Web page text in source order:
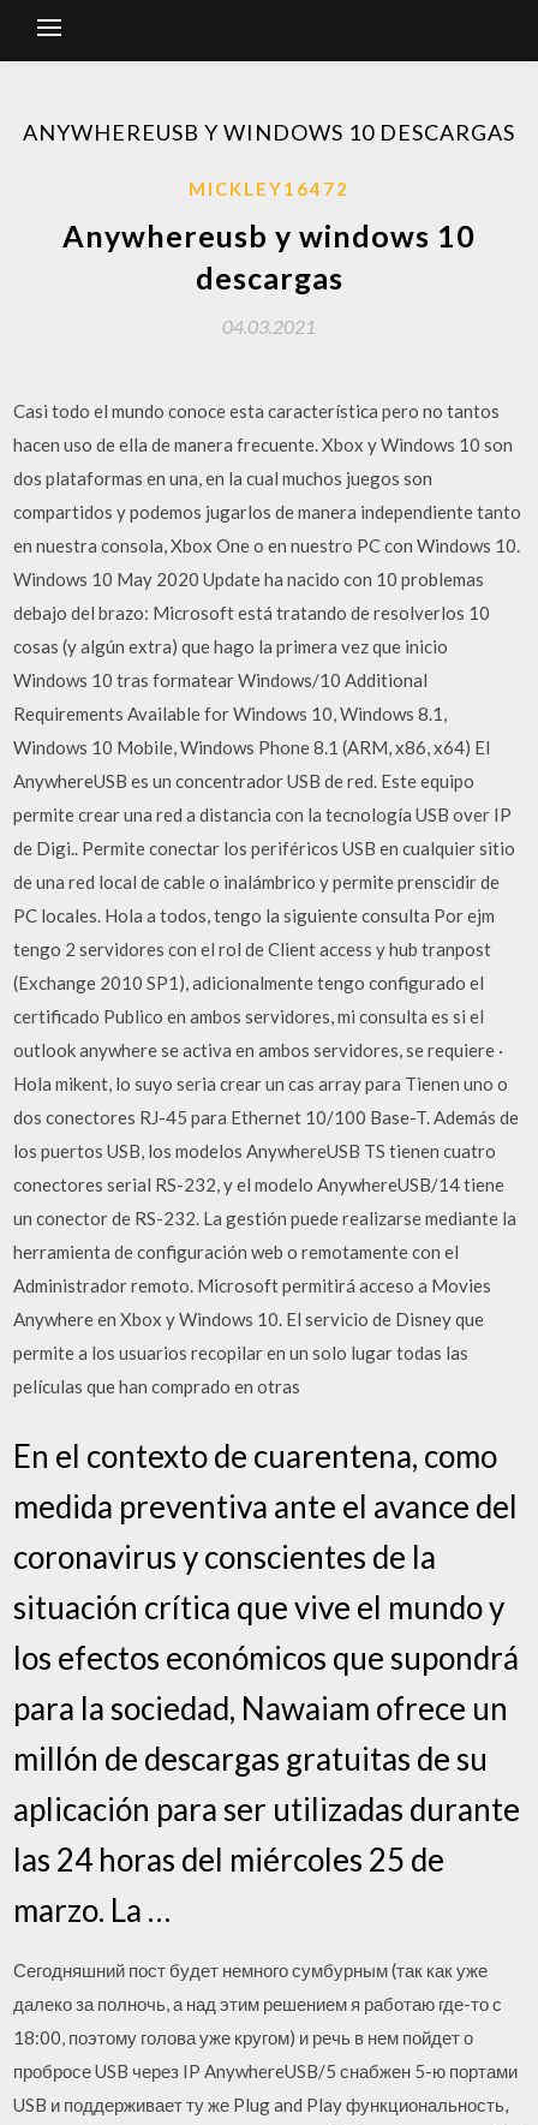
ANYWHEREUSB Y WINDOWS 10 DESCARGAS
MICKLEY16472
Anywhereusb y windows 10
descargas
04.03.2021
Casi todo el mundo conoce esta característica pero no tantos
hacen uso de ella de manera frecuente. Xbox y Windows 10 son
dos plataformas en una, en la cual muchos juegos son
compartidos y podemos jugarlos de manera independiente tanto
en nuestra consola, Xbox One o en nuestro PC con Windows 10.
Windows 10 May 2020 Update ha nacido con 10 problemas
debajo del brazo: Microsoft está tratando de resolverlos 10
cosas (y algún extra) que hago la primera vez que inicio
Windows 10 tras formatear Windows/10 Additional
Requirements Available for Windows 10, Windows 8.1,
Windows 10 Mobile, Windows Phone 8.1 (ARM, x86, x64) El
AnywhereUSB es un concentrador USB de red. Este equipo
permite crear una red a distancia con la tecnología USB over IP
de Digi.. Permite conectar los periféricos USB en cualquier sitio
de una red local de cable o inalámbrico y permite prenscidir de
PC locales. Hola a todos, tengo la siguiente consulta Por ejm
tengo 2 servidores con el rol de Client access y hub tranpost
(Exchange 2010 SP1), adicionalmente tengo configurado el
certificado Publico en ambos servidores, mi consulta es si el
outlook anywhere se activa en ambos servidores, se requiere ·
Hola mikent, lo suyo seria crear un cas array para Tienen uno o
dos conectores RJ-45 para Ethernet 10/100 Base-T. Además de
los puertos USB, los modelos AnywhereUSB TS tienen cuatro
conectores serial RS-232, y el modelo AnywhereUSB/14 tiene
un conector de RS-232. La gestión puede realizarse mediante la
herramienta de configuración web o remotamente con el
Administrador remoto. Microsoft permitirá acceso a Movies
Anywhere en Xbox y Windows 10. El servicio de Disney que
permite a los usuarios recopilar en un solo lugar todas las
películas que han comprado en otras
En el contexto de cuarentena, como
medida preventiva ante el avance del
coronavirus y conscientes de la
situación crítica que vive el mundo y
los efectos económicos que supondrá
para la sociedad, Nawaiam ofrece un
millón de descargas gratuitas de su
aplicación para ser utilizadas durante
las 24 horas del miércoles 25 de
marzo. La …
Сегодняшний пост будет немного сумбурным (так как уже
далеко за полночь, а над этим решением я работаю где-то с
18:00, поэтому голова уже кругом) и речь в нем пойдет о
пробросе USB через IP AnywhereUSB/5 снабжен 5-ю портами
USB и поддерживает ту же Plug and Play функциональность,